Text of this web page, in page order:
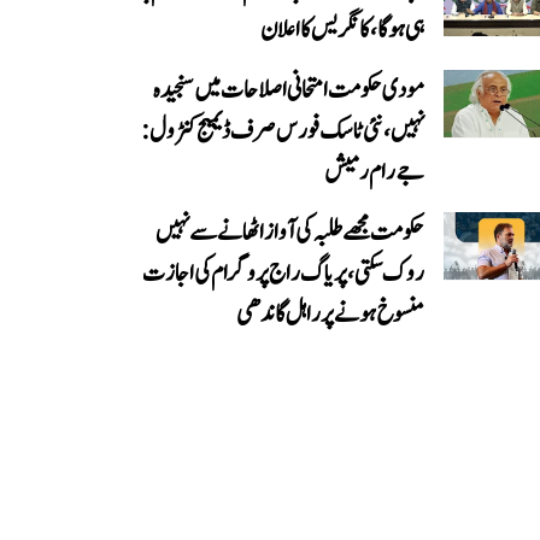
ہی ہوگا، کانگریس کا اعلان
مودی حکومت امتحانی اصلاحات میں سنجیدہ
نہیں، نئی ٹاسک فورس صرف ڈیمیج کنٹرول:
جے رام رمیش
حکومت مجھے طلبہ کی آواز اٹھانے سے نہیں
روک سکتی، پریاگ راج پروگرام کی اجازت
منسوخ ہونے پر راہل گاندھی